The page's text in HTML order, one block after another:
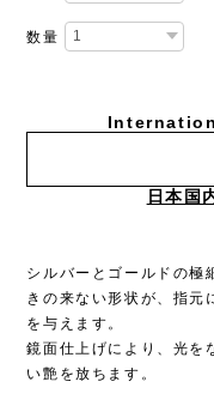
数量
日本国
シルバーとゴールドの極
きの来ない形状が、指元
を与えます。
鏡面仕上げにより、光を
い艶を放ちます。